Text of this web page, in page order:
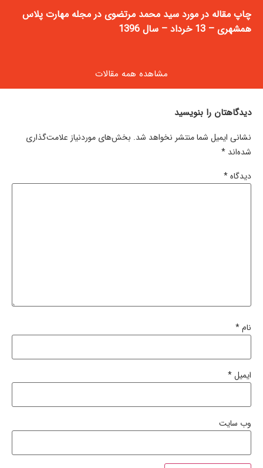
چاپ مقاله در مورد سید محمد مرتضوی در مجله مهارت پلاس
همشهری – 13 خرداد – سال 1396
مشاهده همه مقالات
دیدگاهتان را بنویسید
نشانی ایمیل شما منتشر نخواهد شد. بخش‌های موردنیاز علامت‌گذاری
شده‌اند *
دیدگاه*
نام*
ایمیل*
وب‌ سایت